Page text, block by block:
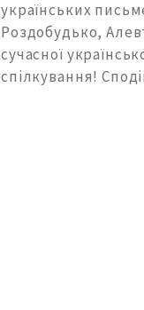
українських
Роздобудько,
сучасної
спілкування!